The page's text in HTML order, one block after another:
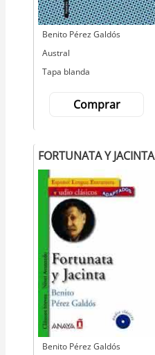
Autor
Benito Pérez Galdós
Editorial
Austral
Tapa blanda
Comprar
FORTUNATA Y JACINTA
Autor
Benito Pérez Galdós